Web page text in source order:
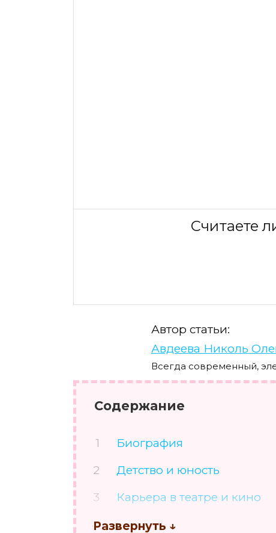
Считаете
Автор статьи:
Авдеева Николь
Всегда современный,
Содержание
Биография
Детство и юность
Карьера в театре и кино
Телевидение